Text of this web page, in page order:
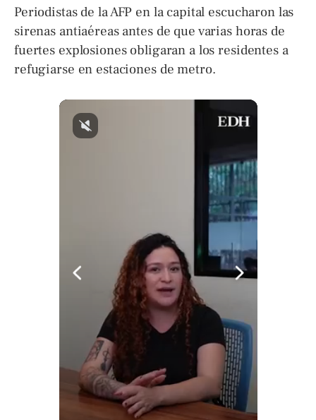
Periodistas de la AFP en la capital escucharon las
sirenas antiaéreas antes de que varias horas de
fuertes explosiones obligaran a los residentes a
refugiarse en estaciones de metro.